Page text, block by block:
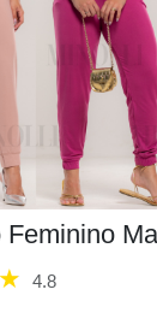
Feminino
4.8